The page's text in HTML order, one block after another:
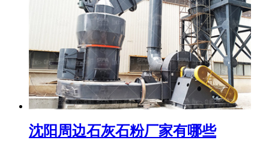
沈阳周边石灰石粉厂家有哪些